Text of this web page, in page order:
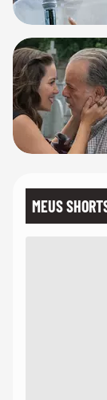
MEUS